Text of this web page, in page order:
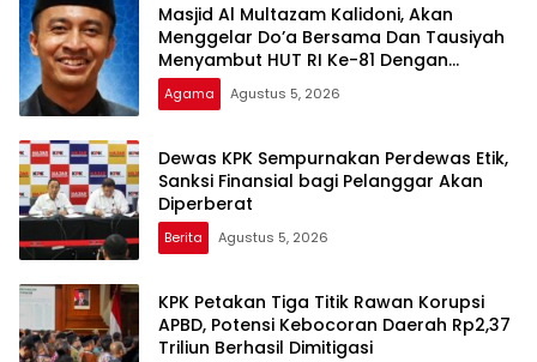
Masjid Al Multazam Kalidoni, Akan
Menggelar Do’a Bersama Dan Tausiyah
Menyambut HUT RI Ke-81 Dengan
Pembicara Ustadz Qoim Nur’aini M.Pd
Agama Agustus 5, 2026
Dewas KPK Sempurnakan Perdewas Etik,
Sanksi Finansial bagi Pelanggar Akan
Diperberat
Berita Agustus 5, 2026
KPK Petakan Tiga Titik Rawan Korupsi
APBD, Potensi Kebocoran Daerah Rp2,37
Triliun Berhasil Dimitigasi